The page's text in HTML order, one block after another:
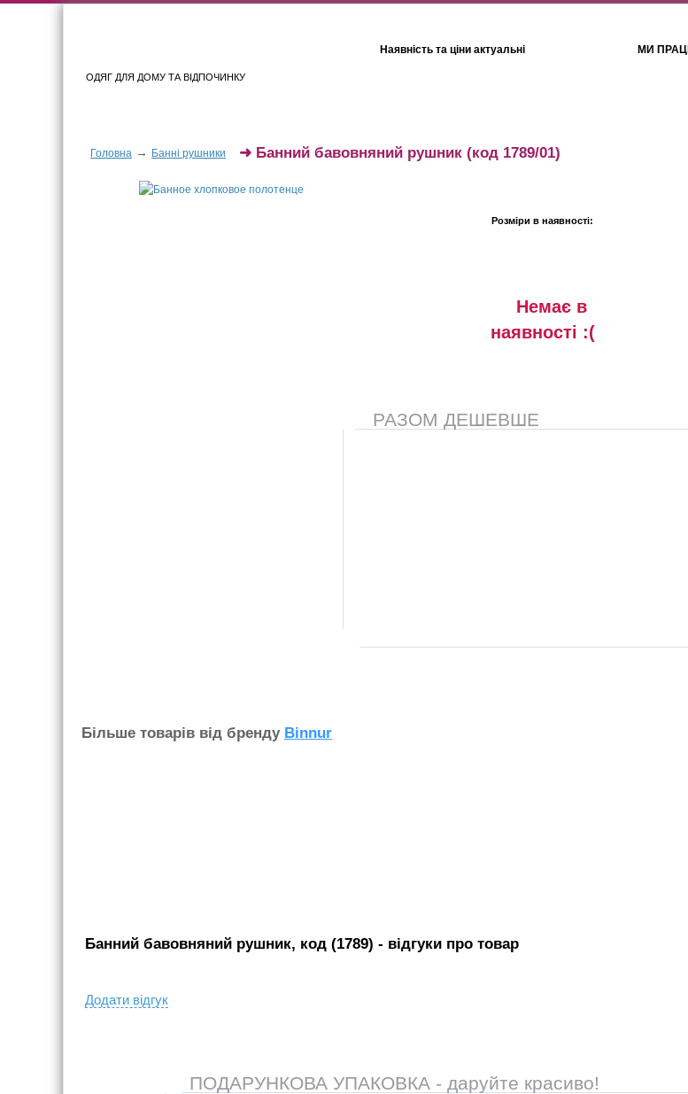
ОДЯГ ДЛЯ ДОМУ ТА ВІДПОЧИНКУ
Наявність та ціни актуальні МИ
Головна → Банні рушники ➜ Банний бавовняний рушник (код 1789/01)
Розміри в наявності:
Немає в
наявностi :(
РАЗОМ ДЕШЕВШЕ
Бiльше товарiв вiд бренду Binnur
Банний бавовняний рушник, код (1789) - вiдгуки про товар
Додати вiдгук
ПОДАРУНКОВА УПАКОВКА - даруйте красиво!